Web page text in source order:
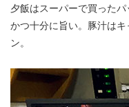
夕飯はスーパーで買った
かつ十分に旨い。豚汁は
ン。